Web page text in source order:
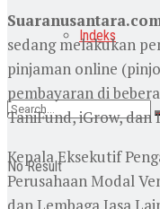
Indeks
No Result
sedang melakukan
pinjaman online
pembayaran di
TaniFund, iGrow, dan
Kepala Eksekutif
Perusahaan Modal